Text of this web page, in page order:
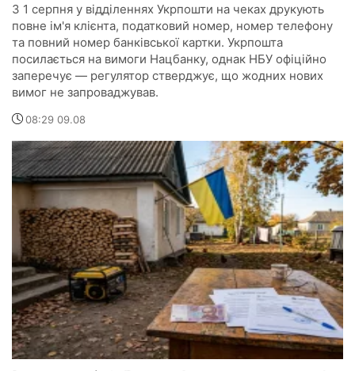
З 1 серпня у відділеннях Укрпошти на чеках друкують
повне ім'я клієнта, податковий номер, номер телефону
та повний номер банківської картки. Укрпошта
посилається на вимоги Нацбанку, однак НБУ офіційно
заперечує — регулятор стверджує, що жодних нових
вимог не запроваджував.
08:29 09.08